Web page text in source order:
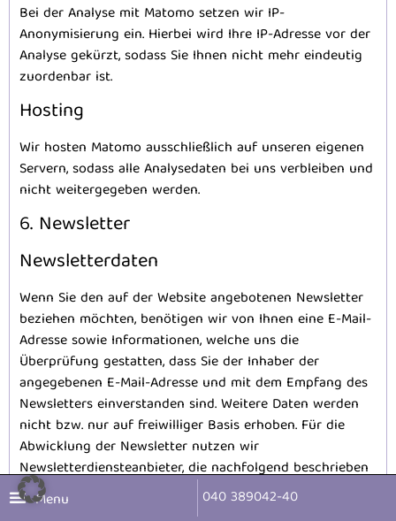
Bei der Analyse mit Matomo setzen wir IP-
Anonymisierung ein. Hierbei wird Ihre IP-Adresse vor der
Analyse gekürzt, sodass Sie Ihnen nicht mehr eindeutig
zuordenbar ist.
Hosting
Wir hosten Matomo ausschließlich auf unseren eigenen
Servern, sodass alle Analysedaten bei uns verbleiben und
nicht weitergegeben werden.
6. Newsletter
Newsletter­daten
Wenn Sie den auf der Website angebotenen Newsletter
beziehen möchten, benötigen wir von Ihnen eine E-Mail-
Adresse sowie Informationen, welche uns die
Überprüfung gestatten, dass Sie der Inhaber der
angegebenen E-Mail-Adresse und mit dem Empfang des
Newsletters einverstanden sind. Weitere Daten werden
nicht bzw. nur auf freiwilliger Basis erhoben. Für die
Abwicklung der Newsletter nutzen wir
Newsletterdiensteanbieter, die nachfolgend beschrieben
werden.
040 389042-40